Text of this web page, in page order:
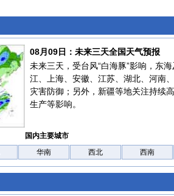
08月09日：未来三天全国天气预报
未来三天，受台风“白海豚”影响，东
江、上海、安徽、江苏、湖北、河南
灾害防御；另外，新疆等地关注持续
生产等影响。
国内主要城市
华南 西北 西南